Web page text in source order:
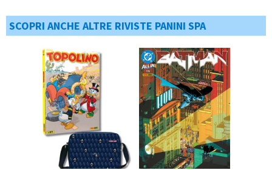
SCOPRI ANCHE ALTRE RIVISTE PANINI SPA